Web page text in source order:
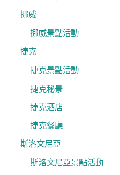
挪威
挪威景點活動
捷克
捷克景點活動
捷克秘景
捷克酒店
捷克餐廳
斯洛文尼亞
斯洛文尼亞景點活動